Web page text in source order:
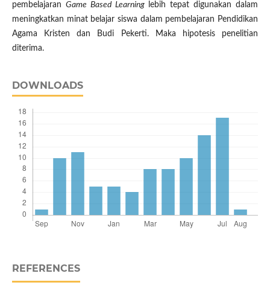
pembelajaran Game Based Learning
lebih tepat digunakan dalam
meningkatkan minat belajar siswa dalam pembelajaran Pendidikan
Agama Kristen dan Budi Pekerti. Maka hipotesis penelitian
diterima.
DOWNLOADS
REFERENCES